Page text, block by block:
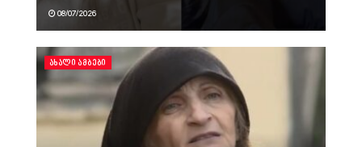
08/07/2026
ᲐᲮᲐᲚᲘ ᲐᲛᲑᲔᲑᲘ